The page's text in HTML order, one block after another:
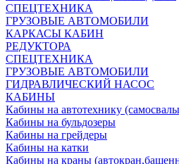
СПЕЦТЕХНИКА
ГРУЗОВЫЕ АВТОМОБИЛИ
КАРКАСЫ КАБИН
РЕДУКТОРА
СПЕЦТЕХНИКА
ГРУЗОВЫЕ АВТОМОБИЛИ
ГИДРАВЛИЧЕСКИЙ НАСОС
КАБИНЫ
Кабины на автотехнику
Кабины на бульдозеры
Кабины на грейдеры
Кабины на катки
Кабины на краны